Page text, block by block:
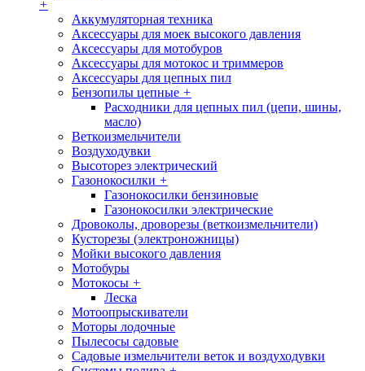
+
Аккумуляторная техника
Аксессуары для моек высокого давления
Аксессуары для мотобуров
Аксессуары для мотокос и триммеров
Аксессуары для цепных пил
Бензопилы цепные +
Расходники для цепных пил (цепи, шины,
масло)
Веткоизмельчители
Воздуходувки
Высоторез электрический
Газонокосилки +
Газонокосилки бензиновые
Газонокосилки электрические
Дровоколы, дроворезы (веткоизмельчители)
Кусторезы (электроножницы)
Мойки высокого давления
Мотобуры
Мотокосы +
Леска
Мотоопрыскиватели
Моторы лодочные
Пылесосы садовые
Садовые измельчители веток и воздуходувки